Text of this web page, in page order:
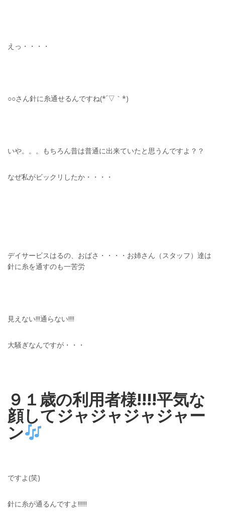
えっ・・・・
○○さん針に糸通せるんですね(*´▽｀*)
いや。。。もちろん昔は普通に出来ていたと思うんですよ？？
なぜ私がビックリしたか・・・・
デイサービスはるの、おばさ・・・・お姉さん（スタッフ）達は
針に糸を通すのも一苦労
見えない!!!通らない!!!!
大騒ぎなんですが・・・
９１歳の利用者様!!!!平気な
顔してジャジャジャジャー
ン
ですよ(笑)
針に糸が通るんですよ!!!!!!